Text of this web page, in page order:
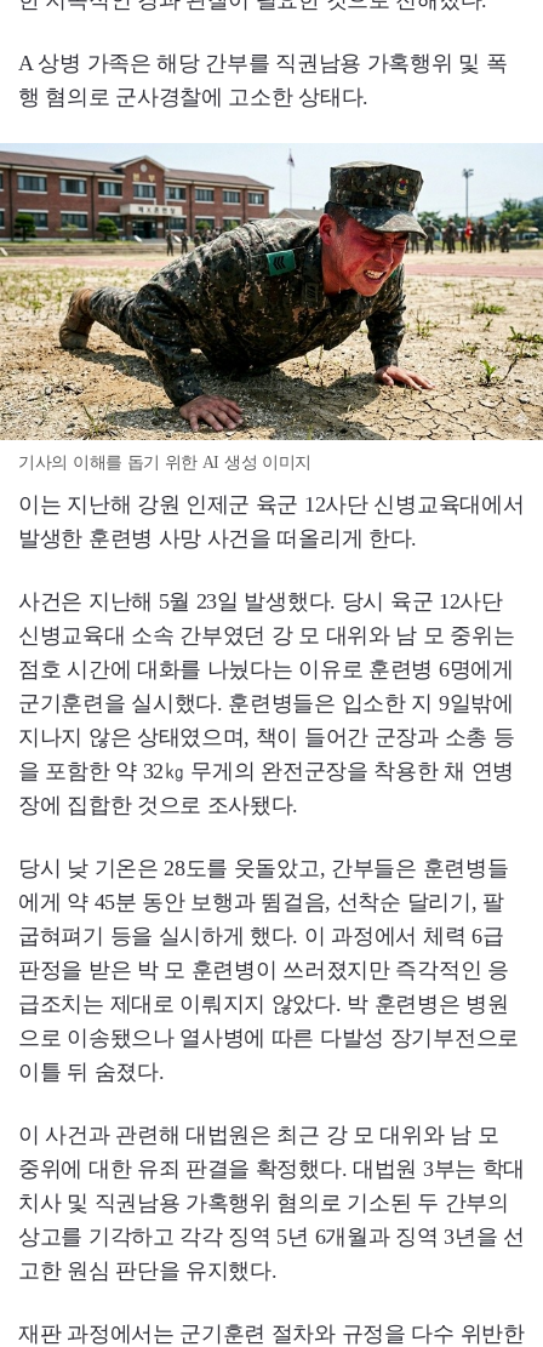
A 상병 가족은 해당 간부를 직권남용 가혹행위 및 폭
행 혐의로 군사경찰에 고소한 상태다.
기사의 이해를 돕기 위한 AI 생성 이미지
이는 지난해 강원 인제군 육군 12사단 신병교육대에서
발생한 훈련병 사망 사건을 떠올리게 한다.
사건은 지난해 5월 23일 발생했다. 당시 육군 12사단
신병교육대 소속 간부였던 강 모 대위와 남 모 중위는
점호 시간에 대화를 나눴다는 이유로 훈련병 6명에게
군기훈련을 실시했다. 훈련병들은 입소한 지 9일밖에
지나지 않은 상태였으며, 책이 들어간 군장과 소총 등
을 포함한 약 32㎏ 무게의 완전군장을 착용한 채 연병
장에 집합한 것으로 조사됐다.
당시 낮 기온은 28도를 웃돌았고, 간부들은 훈련병들
에게 약 45분 동안 보행과 뜀걸음, 선착순 달리기, 팔
굽혀펴기 등을 실시하게 했다. 이 과정에서 체력 6급
판정을 받은 박 모 훈련병이 쓰러졌지만 즉각적인 응
급조치는 제대로 이뤄지지 않았다. 박 훈련병은 병원
으로 이송됐으나 열사병에 따른 다발성 장기부전으로
이틀 뒤 숨졌다.
이 사건과 관련해 대법원은 최근 강 모 대위와 남 모
중위에 대한 유죄 판결을 확정했다. 대법원 3부는 학대
치사 및 직권남용 가혹행위 혐의로 기소된 두 간부의
상고를 기각하고 각각 징역 5년 6개월과 징역 3년을 선
고한 원심 판단을 유지했다.
재판 과정에서는 군기훈련 절차와 규정을 다수 위반한